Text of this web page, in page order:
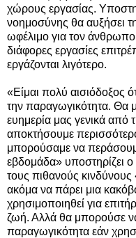
χώρους εργασίας.
νοημοσύνης θα αυξήσει
ωφέλιμο για τον
διάφορες εργασίες
εργάζονται λιγότερο.
«Είμαι πολύ αισιόδοξος
την παραγωγικότητα. Θα
ευημερία μας γενικά από
αποκτήσουμε
μπορούσαμε να
εβδομάδα» υποστηρίζει ο
τους πιθανούς
ακόμα να πάρει μια
χρησιμοποιηθεί για
ζωή. Αλλά θα μπορούσε
παραγωγικότητα εάν